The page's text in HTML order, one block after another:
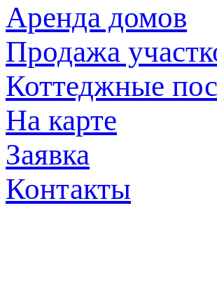
Аренда домов
Продажа
Коттеджные
На карте
Заявка
Контакты